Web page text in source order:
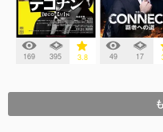
169 395 3.8 49 17